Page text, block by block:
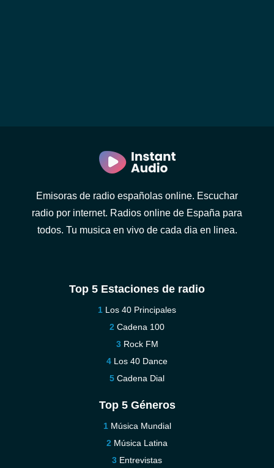
Emisoras de radio españolas online. Escuchar
radio por internet. Radios online de España para
todos. Tu musica en vivo de cada dia en linea.
Top 5 Estaciones de radio
Los 40 Principales
Cadena 100
Rock FM
Los 40 Dance
Cadena Dial
Top 5 Géneros
Música Mundial
Música Latina
Entrevistas